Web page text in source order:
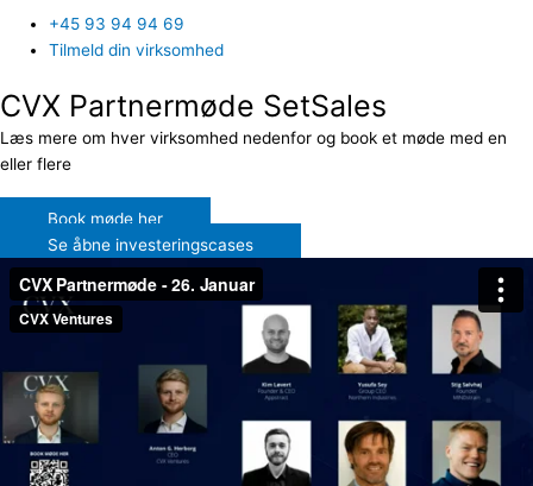
+45 93 94 94 69
Tilmeld din virksomhed
CVX Partnermøde SetSales
Læs mere om hver virksomhed nedenfor og book et møde med en
eller flere
Book møde her
Se åbne investeringscases